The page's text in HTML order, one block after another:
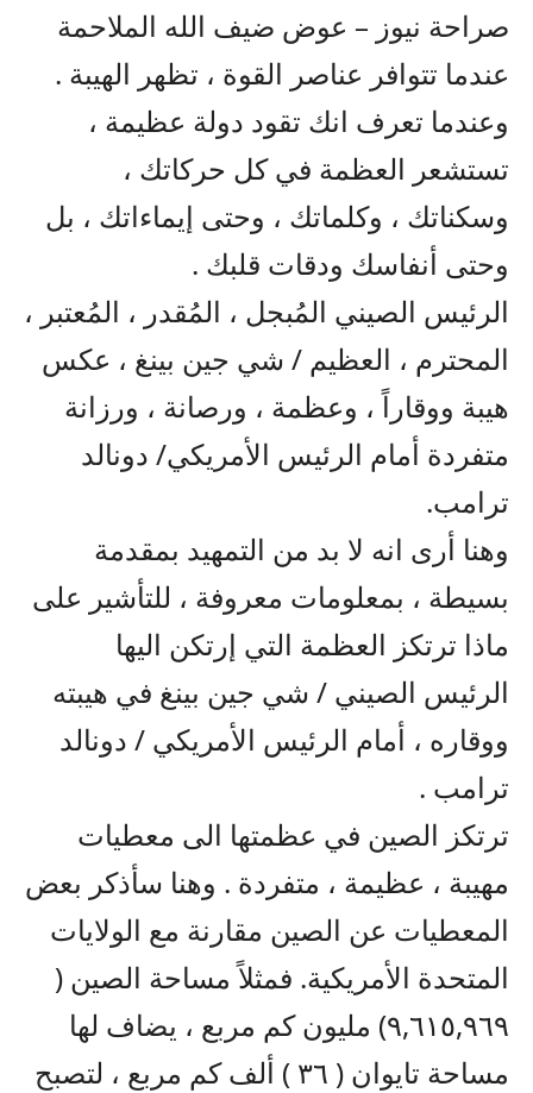
صراحة نيوز – عوض ضيف الله الملاحمة
عندما تتوافر عناصر القوة ، تظهر الهيبة .
وعندما تعرف انك تقود دولة عظيمة ،
تستشعر العظمة في كل حركاتك ،
وسكناتك ، وكلماتك ، وحتى إيماءاتك ، بل
وحتى أنفاسك ودقات قلبك .
الرئيس الصيني المُبجل ، المُقدر ، المُعتبر ،
المحترم ، العظيم / شي جين بينغ ، عكس
هيبة ووقاراً ، وعظمة ، ورصانة ، ورزانة
متفردة أمام الرئيس الأمريكي/ دونالد
ترامب.
وهنا أرى انه لا بد من التمهيد بمقدمة
بسيطة ، بمعلومات معروفة ، للتأشير على
ماذا ترتكز العظمة التي إرتكن اليها
الرئيس الصيني / شي جين بينغ في هيبته
ووقاره ، أمام الرئيس الأمريكي / دونالد
ترامب .
ترتكز الصين في عظمتها الى معطيات
مهيبة ، عظيمة ، متفردة . وهنا سأذكر بعض
المعطيات عن الصين مقارنة مع الولايات
المتحدة الأمريكية. فمثلاً مساحة الصين (
٩,٦١٥,٩٦٩) مليون كم مربع ، يضاف لها
مساحة تايوان ( ٣٦ ) ألف كم مربع ، لتصبح